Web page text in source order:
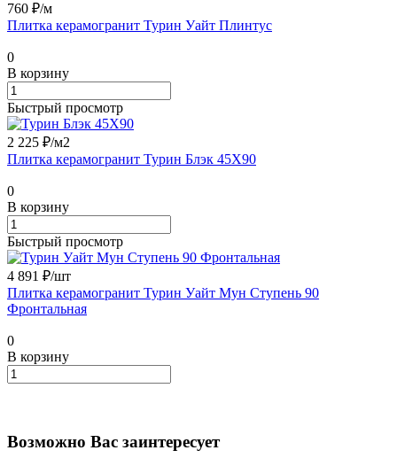
760 ₽/м
Плитка керамогранит Турин Уайт Плинтус
0
В корзину
Быстрый просмотр
2 225 ₽/м2
Плитка керамогранит Турин Блэк 45X90
0
В корзину
Быстрый просмотр
4 891 ₽/шт
Плитка керамогранит Турин Уайт Мун Ступень 90
Фронтальная
0
В корзину
Возможно Вас заинтересует